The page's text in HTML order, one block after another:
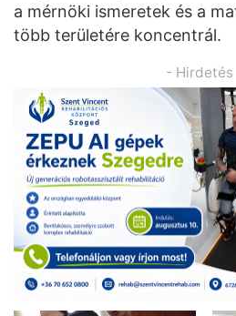
a mérnöki ismeretek és a
több területére koncentrál.
- Hirdetés